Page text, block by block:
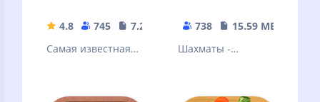
4.8 745
7.27 MB
Самая известная
(Stockfish)
738
15.59 MB
Шахматы -
стратегическая